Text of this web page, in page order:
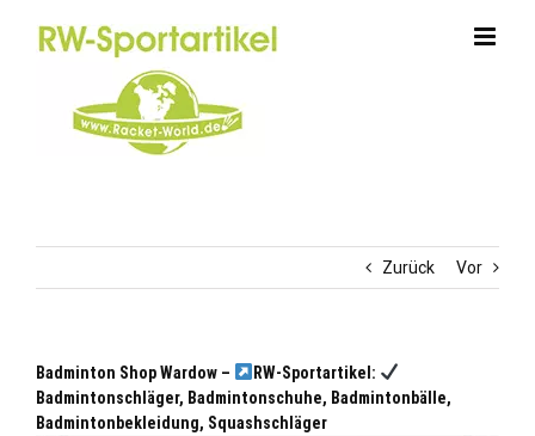
Zurück Vor
Badminton Shop Wardow –
RW-Sportartikel:
Badmintonschläger, Badmintonschuhe, Badmintonbälle,
Badmintonbekleidung, Squashschläger